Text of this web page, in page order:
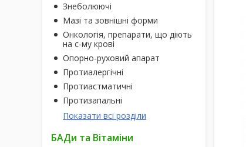
Знеболюючі
Мазі та зовнішні форми
Онкологія, препарати, що діють
на с-му крові
Опорно-руховий апарат
Протиалергічні
Протиастматичні
Протизапальні
Показати всі розділи
БАДи та Вітаміни